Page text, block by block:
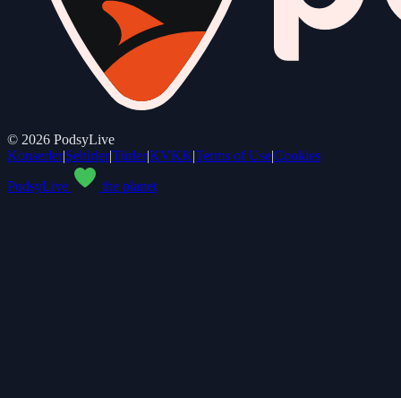
© 2026 PodsyLive
Konserler|Şehirler|Türler|KVKK|Terms of Use|Cookies
PodsyLive
the planet